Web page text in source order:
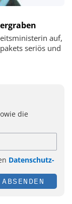
auf,
seriös und
die
Datenschutz-
ABSENDEN